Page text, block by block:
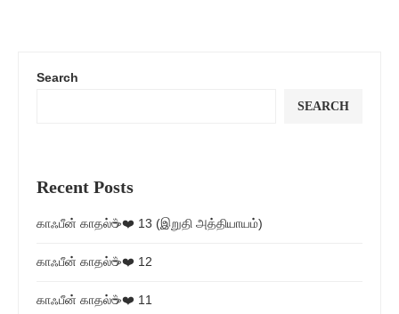
Search
SEARCH
Recent Posts
காஃபீன் காதல்☕❤️ 13 (இறுதி அத்தியாயம்)
காஃபீன் காதல்☕❤️ 12
காஃபீன் காதல்☕❤️ 11